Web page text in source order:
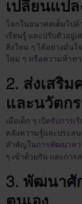
เปลี่ยนแปล
โลกในอนาคตเต็มไป
เรียนรู้ และปรับตัวอยู่
สิ่งใหม่ ๆ ได้อย่างมั่นใ
ใหม่ ๆ หรือความท้าท
2. ส่งเสริม
และนวัตกร
เมื่อเด็ก ๆ เปิดรับการเ
คลังความรู้และประส
สำคัญในการพัฒนาค
ๆ เข้าด้วยกัน และการ
3. พัฒนาศั
ตนเอง